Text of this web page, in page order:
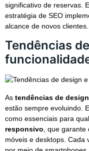
significativo de reservas.
estratégia de SEO
alcance de novos clientes.
Tendências
As tendências de design
estão sempre evoluindo.
como essenciais para
responsivo , que
móveis e desktops. Cada